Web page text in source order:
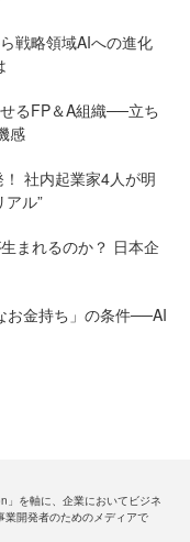
戦略領域AIへの進化
るFP＆A組織──立ち
感
社内起業家4人が明
アル”
まれるのか？ 日本企
お金持ち」の条件──AI
」を軸に、企業においてビジネ
業開発者のためのメディアで